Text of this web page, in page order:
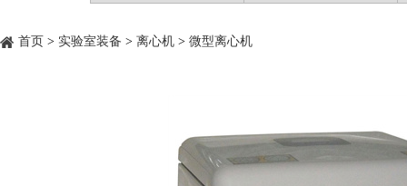
首页 > 实验室装备 > 离心机 > 微型离心机